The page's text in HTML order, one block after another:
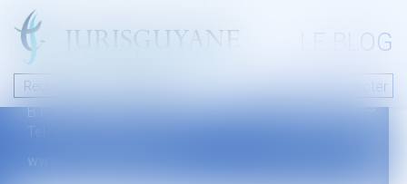
LE BLOG
Nous contacter
46 avenue de la liberté
B.P.315 - 97327 Cayenne Cedex
Tel : +594 594 29 45 35
www.jurisguyane.com
Mentions légales